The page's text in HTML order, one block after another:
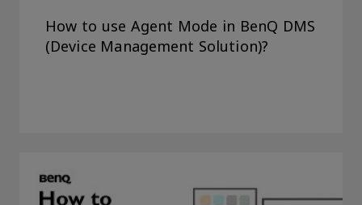
How to use Agent Mode in BenQ DMS
(Device Management Solution)?